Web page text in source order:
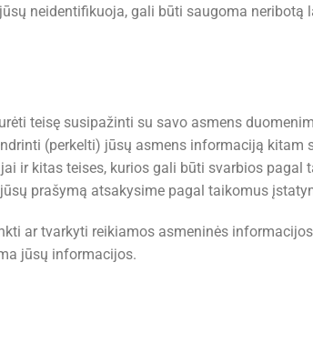
neidentifikuoja, gali būti saugoma neribotą
teisę susipažinti su savo asmens
(perkelti) jūsų asmens informaciją
ir kitas teises, kurios gali būti svarbios
prašymą atsakysime pagal taikomus
ar tvarkyti reikiamos asmeninės
jūsų informacijos.